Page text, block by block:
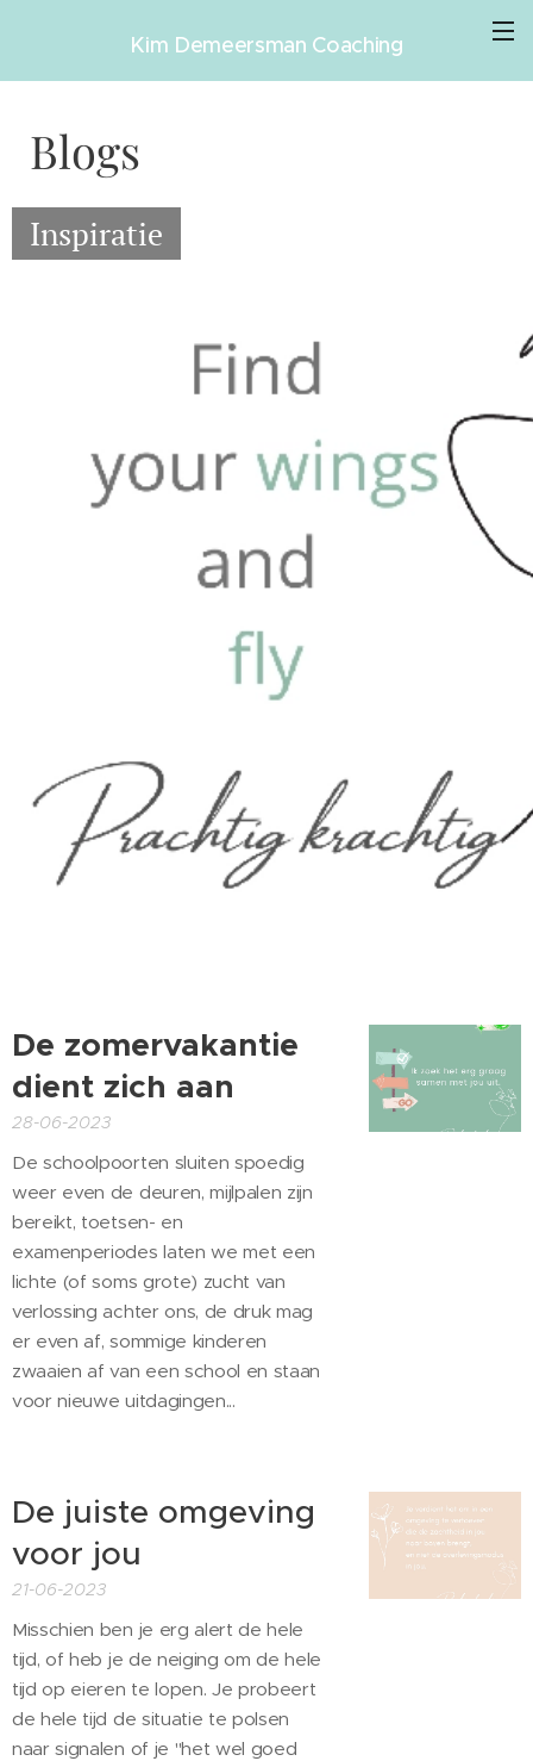
Kim Demeersman Coaching
Blogs
Inspiratie
De zomervakantie
dient zich aan
28-06-2023
De schoolpoorten sluiten spoedig
weer even de deuren, mijlpalen zijn
bereikt, toetsen- en
examenperiodes laten we met een
lichte (of soms grote) zucht van
verlossing achter ons, de druk mag
er even af, sommige kinderen
zwaaien af van een school en staan
voor nieuwe uitdagingen...
De juiste omgeving
voor jou
21-06-2023
Misschien ben je erg alert de hele
tijd, of heb je de neiging om de hele
tijd op eieren te lopen. Je probeert
de hele tijd de situatie te polsen
naar signalen of je "het wel goed